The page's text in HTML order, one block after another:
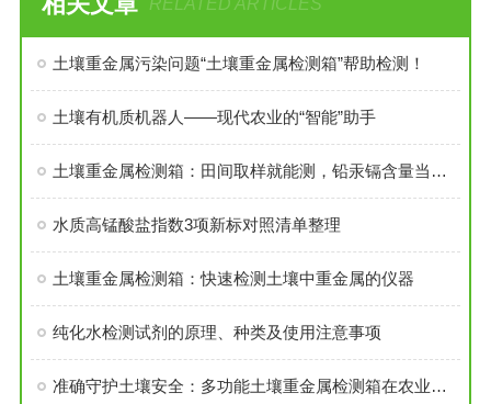
土壤重金属污染问题“土壤重金属检测箱”帮助检测！
土壤有机质机器人——现代农业的“智能”助手
土壤重金属检测箱：田间取样就能测，铅汞镉含量当场知
水质高锰酸盐指数3项新标对照清单整理
土壤重金属检测箱：快速检测土壤中重金属的仪器
纯化水检测试剂的原理、种类及使用注意事项
准确守护土壤安全：多功能土壤重金属检测箱在农业环境监测中的实践